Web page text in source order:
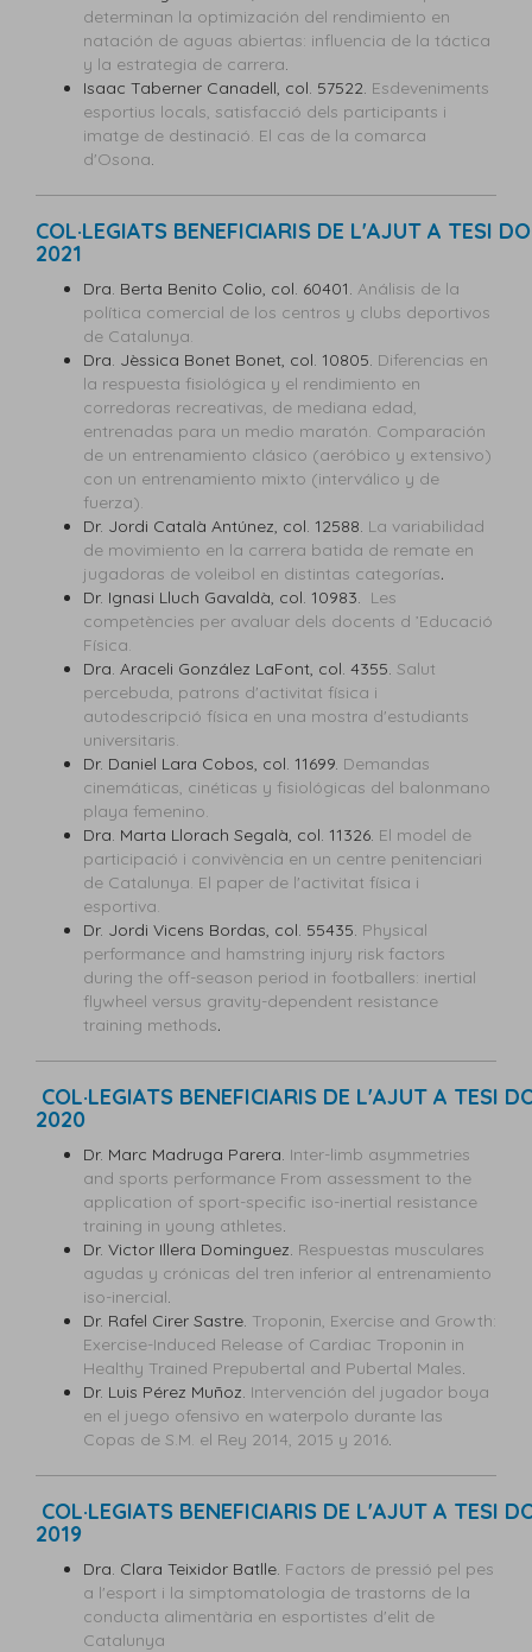
determinan la optimización del rendimiento en
natación de aguas abiertas: influencia de la táctica
y la estrategia de carrera.
Isaac Taberner Canadell, col. 57522. Esdeveniments
esportius locals, satisfacció dels participants i
imatge de destinació. El cas de la comarca
d'Osona.
COL·LEGIATS BENEFICIARIS DE L'AJUT A TESI
2021
Dra. Berta Benito Colio, col. 60401. Análisis de la
política comercial de los centros y clubs deportivos
de Catalunya.
Dra. Jèssica Bonet Bonet, col. 10805. Diferencias en
la respuesta fisiológica y el rendimiento en
corredoras recreativas, de mediana edad,
entrenadas para un medio maratón. Comparación
de un entrenamiento clásico (aeróbico y extensivo)
con un entrenamiento mixto (interválico y de
fuerza).
Dr. Jordi Català Antúnez, col. 12588. La variabilidad
de movimiento en la carrera batida de remate en
jugadoras de voleibol en distintas categorías.
Dr. Ignasi Lluch Gavaldà, col. 10983. Les
competències per avaluar dels docents d ’Educació
Física.
Dra. Araceli González LaFont, col. 4355. Salut
percebuda, patrons d'activitat física i
autodescripció física en una mostra d'estudiants
universitaris.
Dr. Daniel Lara Cobos, col. 11699. Demandas
cinemáticas, cinéticas y fisiológicas del balonmano
playa femenino.
Dra. Marta Llorach Segalà, col. 11326. El model de
participació i convivència en un centre penitenciari
de Catalunya. El paper de l'activitat física i
esportiva.
Dr. Jordi Vicens Bordas, col. 55435. Physical
performance and hamstring injury risk factors
during the off-season period in footballers: inertial
flywheel versus gravity-dependent resistance
training methods.
COL·LEGIATS BENEFICIARIS DE L'AJUT A TESI
2020
Dr. Marc Madruga Parera. Inter-limb asymmetries
and sports performance From assessment to the
application of sport-specific iso-inertial resistance
training in young athletes.
Dr. Victor Illera Dominguez. Respuestas musculares
agudas y crónicas del tren inferior al entrenamiento
iso-inercial.
Dr. Rafel Cirer Sastre. Troponin, Exercise and Growth:
Exercise-Induced Release of Cardiac Troponin in
Healthy Trained Prepubertal and Pubertal Males.
Dr. Luis Pérez Muñoz. Intervención del jugador boya
en el juego ofensivo en waterpolo durante las
Copas de S.M. el Rey 2014, 2015 y 2016.
COL·LEGIATS BENEFICIARIS DE L'AJUT A TESI
2019
Dra. Clara Teixidor Batlle. Factors de pressió pel pes
a l'esport i la simptomatologia de trastorns de la
conducta alimentària en esportistes d'elit de
Catalunya